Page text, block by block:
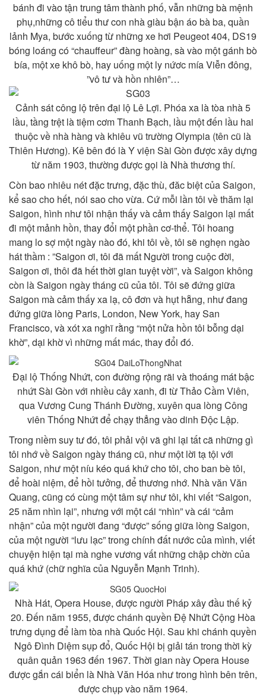
bánh đi vào tận trung tâm thành phố, vẫn những bà mệnh
phụ,những cô tiểu thư con nhà giàu bận áo bà ba, quần
lảnh Mya, bước xuống từ những xe hơi Peugeot 404, DS19
bóng loáng có “chauffeur” đàng hoàng, sà vào một gánh bò
bía, một xe khô bò, hay uống một ly nứơc mía Viễn đông,
”vô tư và hồn nhiên”…
Cảnh sát công lộ trên đại lộ Lê Lợi. Phóa xa là tòa nhà 5
lầu, tầng trệt là tiệm cơm Thanh Bạch, lầu một đến lầu hai
thuộc về nhà hàng và khiêu vũ trường Olympia (tên cũ là
Thiên Hương). Kê bên đó là Y viện Sài Gòn được xây dựng
từ năm 1903, thường được gọi là Nhà thương thí.
Còn bao nhiêu nét đặc trưng, đặc thù, đăc biệt của Saigon,
kể sao cho hết, nói sao cho vừa. Cứ mỗi lần tôi về thăm lại
Saigon, hình như tôi nhận thấy và cảm thấy Saigon lại mất
đi một mảnh hồn, thay đổi một phần cơ-thể. Tôi hoang
mang lo sợ một ngày nào đó, khi tôi về, tôi sẽ nghẹn ngào
hát thầm : ”Saigon ơi, tôi đã mất Người trong cuộc đời,
Saigon ơi, thôi đã hết thời gian tuyệt vời”, và Saigon không
còn là Saigon ngày tháng cũ của tôi. Tôi sẽ đứng giữa
Saigon mà cảm thấy xa lạ, cô đơn và hụt hẵng, như đang
đứng giữa lòng Paris, London, New York, hay San
Francisco, và xót xa nghĩ rằng “một nửa hồn tôi bỗng dại
khờ”, dại khờ vì những mất mác, thay đổi đó.
Đại lộ Thống Nhứt, con đường rộng rãi và thoáng mát bậc
nhứt Sài Gòn với nhiều cây xanh, đi từ Thảo Cầm Viên,
qua Vương Cung Thánh Đường, xuyên qua lòng Công
viên Thống Nhứt để chạy thẳng vào dinh Độc Lập.
Trong niềm suy tư đó, tôi phải vội vã ghi lại tất cã những gì
tôi nhớ về Saigon ngày tháng cũ, như một lời tạ tội với
Saigon, như một níu kéo quá khứ cho tôi, cho ban bè tôi,
để hoài niệm, để hồi tưởng, để thương nhớ. Nhà văn Văn
Quang, cũng có cùng một tâm sự như tôi, khi viết “Saigon,
25 năm nhìn lại”, nhưng với một cái “nhìn” và cái “cảm
nhận” của một người đang “được” sống giữa lòng Saigon,
của một người “lưu lạc” trong chính đất nước của mình, viết
chuyện hiện tại mà nghe vương vất những chập chờn của
quá khứ (chữ nghĩa của Nguyễn Mạnh Trinh).
Nhà Hát, Opera House, được người Pháp xây đầu thế kỷ
20. Đến năm 1955, được chánh quyền Đệ Nhứt Cộng Hòa
trưng dụng để làm tòa nhà Quốc Hội. Sau khi chánh quyền
Ngô Đình Diệm sụp đổ, Quốc Hội bị giải tán trong thời kỳ
quân quản 1963 đến 1967. Thời gian này Opera House
được gắn cái biển là Nhà Văn Hóa như trong hình bên trên,
được chụp vào năm 1964.